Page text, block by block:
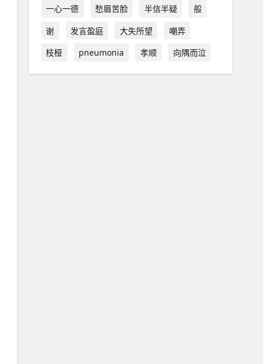
一心一德
愁眉苦脸 半信半疑
般
谢
发言盈庭 大失所望
嘲弄
枝桠
pneumonia 孝顺 向隅而泣